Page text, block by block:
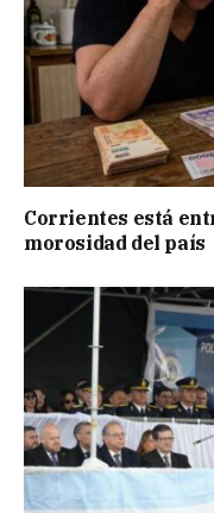
Corrientes está
morosidad del país